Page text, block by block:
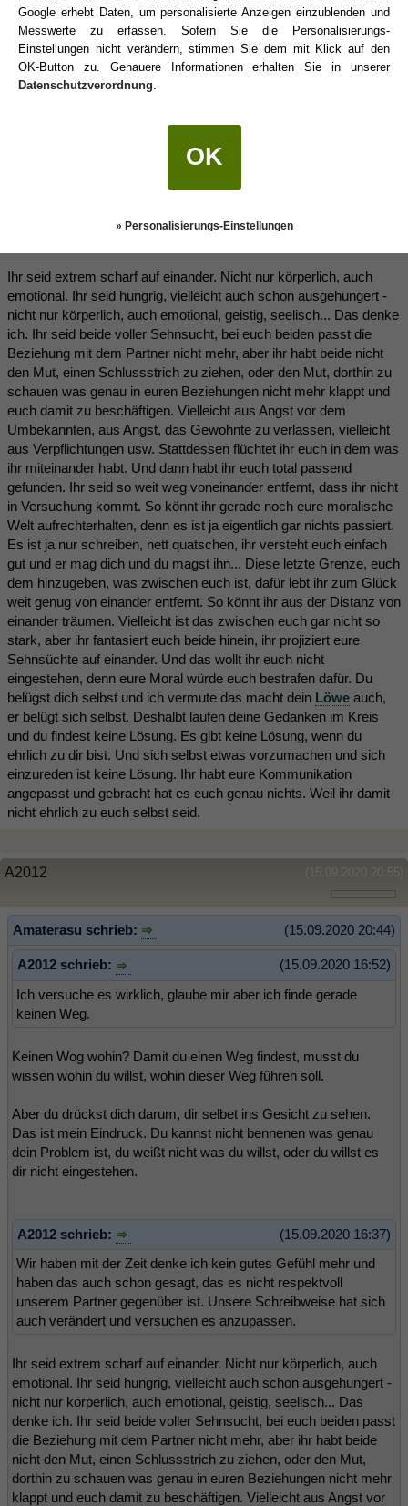
Aber du drückst dich darum, dir selbet ins Gesicht zu sehen. Das
ist mein Eindruck. Du kannst nicht bennenen was genau dein
Problem ist, du weißt nicht was du willst, oder du willst es dir nicht
eingestehen.
verändert und versuchen es anzupassen.
Ihr seid extrem scharf auf einander. Nicht nur körperlich, auch
emotional. Ihr seid hungrig, vielleicht auch schon ausgehungert -
nicht nur körperlich, auch emotional, geistig, seelisch... Das denke
ich. Ihr seid beide voller Sehnsucht, bei euch beiden passt die
Beziehung mit dem Partner nicht mehr, aber ihr habt beide nicht
den Mut, einen Schlussstrich zu ziehen, oder den Mut, dorthin zu
schauen was genau in euren Beziehungen nicht mehr klappt und
euch damit zu beschäftigen. Vielleicht aus Angst vor dem
Umbekannten, aus Angst, das Gewohnte zu verlassen, vielleicht
aus Verpflichtungen usw. Stattdessen flüchtet ihr euch in dem was
ihr miteinander habt. Und dann habt ihr euch total passend
gefunden. Ihr seid so weit weg voneinander entfernt, dass ihr nicht
in Versuchung kommt. So könnt ihr gerade noch eure moralische
Welt aufrechterhalten, denn es ist ja eigentlich gar nichts passiert.
Es ist ja nur schreiben, nett quatschen, ihr versteht euch einfach
gut und er mag dich und du magst ihn... Diese letzte Grenze, euch
dem hinzugeben, was zwischen euch ist, dafür lebt ihr zum Glück
weit genug von einander entfernt. So könnt ihr aus der Distanz von
einander träumen. Vielleicht ist das zwischen euch gar nicht so
stark, aber ihr fantasiert euch beide hinein, ihr projiziert eure
Sehnsüchte auf einander. Und das wollt ihr euch nicht
eingestehen, denn eure Moral würde euch bestrafen dafür. Du
belügst dich selbst und ich vermute das macht dein Löwe auch,
er belügt sich selbst. Deshalbt laufen deine Gedanken im Kreis
und du findest keine Lösung. Es gibt keine Lösung, wenn du
ehrlich zu dir bist. Und sich selbst etwas vorzumachen und sich
einzureden ist keine Lösung. Ihr habt eure Kommunikation
angepasst und gebracht hat es euch genau nichts. Weil ihr damit
nicht ehrlich zu euch selbst seid.
(15.09.2020 20:55)
A2012
(15.09.2020 20:44)
Amaterasu schrieb:
(15.09.2020 16:52)
A2012 schrieb:
Ich versuche es wirklich, glaube mir aber ich finde gerade
keinen Weg.
Keinen Wog wohin? Damit du einen Weg findest, musst du
wissen wohin du willst, wohin dieser Weg führen soll.
Aber du drückst dich darum, dir selbet ins Gesicht zu sehen.
Das ist mein Eindruck. Du kannst nicht bennenen was genau
dein Problem ist, du weißt nicht was du willst, oder du willst es
dir nicht eingestehen.
(15.09.2020 16:37)
A2012 schrieb:
Wir haben mit der Zeit denke ich kein gutes Gefühl mehr und
haben das auch schon gesagt, das es nicht respektvoll
unserem Partner gegenüber ist. Unsere Schreibweise hat sich
auch verändert und versuchen es anzupassen.
Ihr seid extrem scharf auf einander. Nicht nur körperlich, auch
emotional. Ihr seid hungrig, vielleicht auch schon ausgehungert -
nicht nur körperlich, auch emotional, geistig, seelisch... Das
denke ich. Ihr seid beide voller Sehnsucht, bei euch beiden passt
die Beziehung mit dem Partner nicht mehr, aber ihr habt beide
nicht den Mut, einen Schlussstrich zu ziehen, oder den Mut,
dorthin zu schauen was genau in euren Beziehungen nicht mehr
klappt und euch damit zu beschäftigen. Vielleicht aus Angst vor
Google erhebt Daten, um personalisierte Anzeigen einzublenden und
Messwerte zu erfassen. Sofern Sie die Personalisierungs-
Einstellungen nicht verändern, stimmen Sie dem mit Klick auf den
OK-Button zu. Genauere Informationen erhalten Sie in unserer
Datenschutzverordnung
OK
» Personalisierungs-Einstellungen